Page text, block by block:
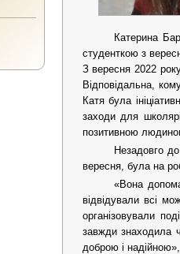
Катерина
студенткою з
З вересня 2022
Відповідальна,
Катя була
заходи для
позитивною
Незадовго
вересня, була на
«Вона
відвідували всі
організовували
завжди знаходила
доброю і